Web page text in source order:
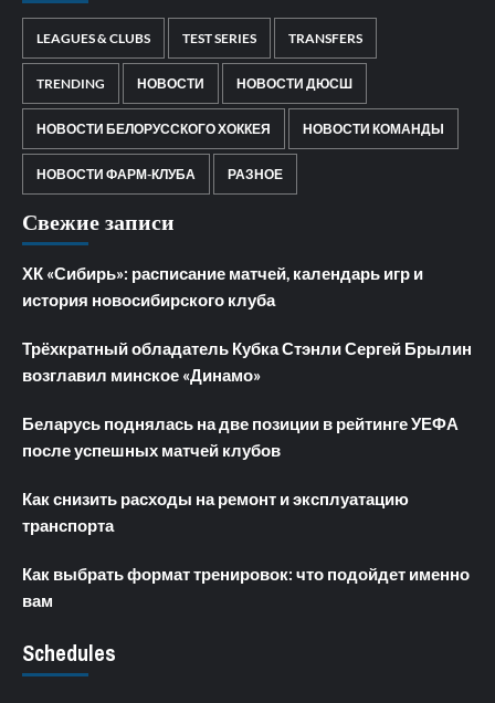
LEAGUES & CLUBS TEST SERIES TRANSFERS
TRENDING НОВОСТИ НОВОСТИ ДЮСШ
НОВОСТИ БЕЛОРУССКОГО ХОККЕЯ НОВОСТИ КОМАНДЫ
НОВОСТИ ФАРМ-КЛУБА РАЗНОЕ
Свежие записи
ХК «Сибирь»: расписание матчей, календарь игр и
история новосибирского клуба
Трёхкратный обладатель Кубка Стэнли Сергей Брылин
возглавил минское «Динамо»
Беларусь поднялась на две позиции в рейтинге УЕФА
после успешных матчей клубов
Как снизить расходы на ремонт и эксплуатацию
транспорта
Как выбрать формат тренировок: что подойдет именно
вам
Schedules